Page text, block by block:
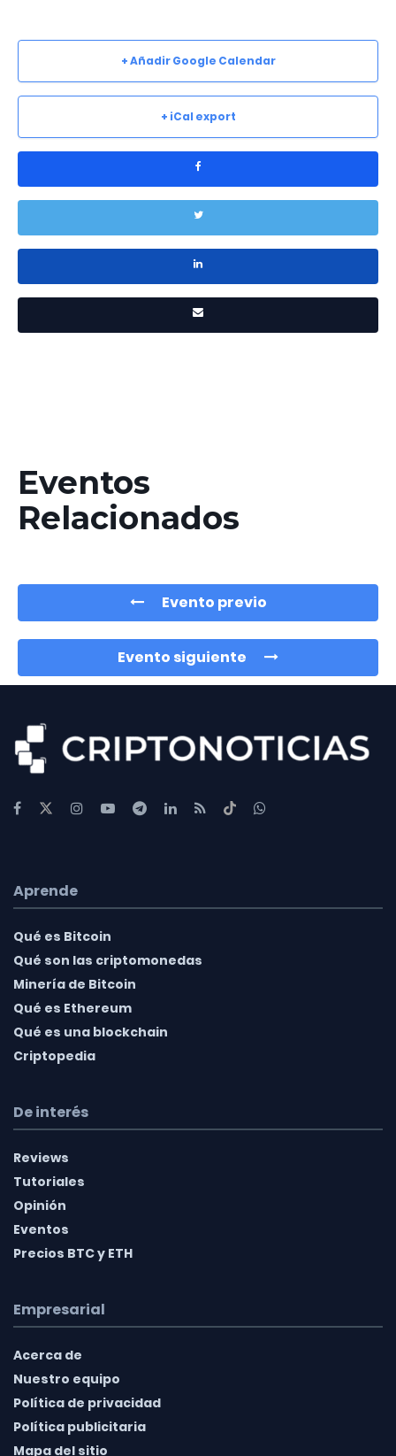
+ Añadir Google Calendar
+ iCal export
Eventos
Relacionados
Evento previo
Evento siguiente
Aprende
Qué es Bitcoin
Qué son las criptomonedas
Minería de Bitcoin
Qué es Ethereum
Qué es una blockchain
Criptopedia
De interés
Reviews
Tutoriales
Opinión
Eventos
Precios BTC y ETH
Empresarial
Acerca de
Nuestro equipo
Política de privacidad
Política publicitaria
Mapa del sitio